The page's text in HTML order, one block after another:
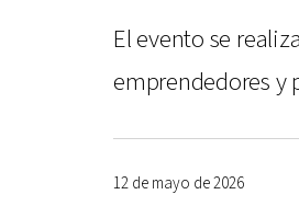
El evento se
emprendedores y
12 de mayo de 2026